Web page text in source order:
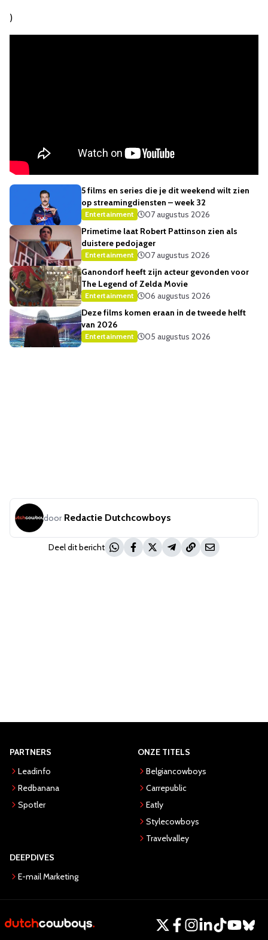
)
5 films en series die je dit weekend wilt zien
op streamingdiensten – week 32
Entertainment
07 augustus 2026
Primetime laat Robert Pattinson zien als
duistere pedojager
Entertainment
07 augustus 2026
Ganondorf heeft zijn acteur gevonden voor
The Legend of Zelda Movie
Entertainment
06 augustus 2026
Deze films komen eraan in de tweede helft
van 2026
Entertainment 05 augustus 2026
door Redactie Dutchcowboys
Deel dit bericht
PARTNERS
Leadinfo
Redbanana
Spotler
ONZE TITELS
Belgiancowboys
Carrepublic
Eatly
Stylecowboys
Travelvalley
DEEPDIVES
E-mail Marketing